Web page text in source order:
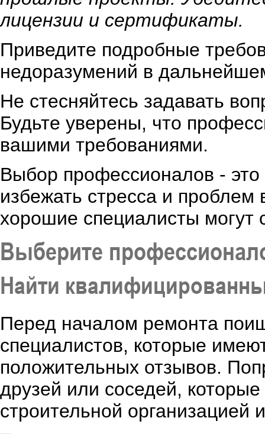
лицензии и сертификаты.
Приведите подробные
недоразумений в
Не стесняйтесь задавать
Будьте уверены, что
вашими требованиями.
Выбор профессионалов -
избежать стресса и
хорошие специалисты могут
Выберите
Найти
Перед началом ремонта
специалистов, которые
положительных отзывов.
друзей или соседей,
строительной